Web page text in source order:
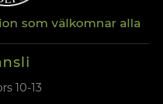
som välkomnar alla
10-13